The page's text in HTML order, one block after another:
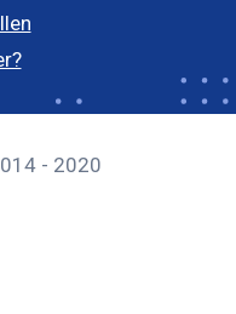
- 2020